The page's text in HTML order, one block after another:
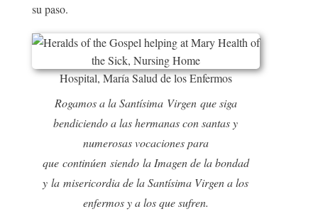
su paso.
Hospital, María Salud de los Enfermos
Rogamos a la Santísima Virgen que siga
bendiciendo a las hermanas con santas y
numerosas vocaciones para
que continúen siendo la Imagen de la bondad
y la misericordia de la Santísima Virgen a los
enfermos y a los que sufren.